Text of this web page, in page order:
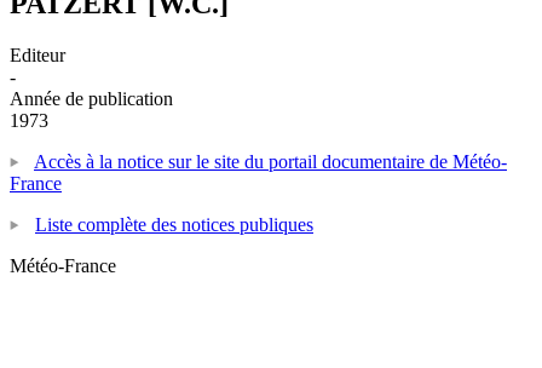
Editeur
-
Année de publication
1973
Accès à la notice sur le site du portail documentaire de Météo-
France
Liste complète des notices publiques
Météo-France